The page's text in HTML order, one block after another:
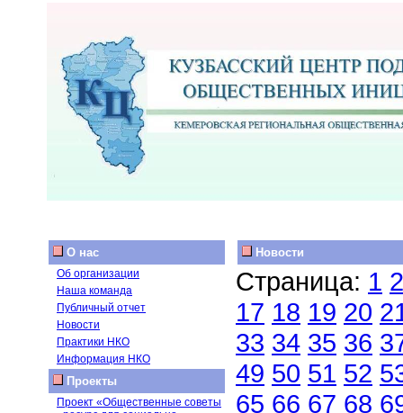
О нас
Об организации
Наша команда
Публичный отчет
Новости
Практики НКО
Информация НКО
Проекты
Проект «Общественные советы
Новости
Страница: 1 2
17 18 19 20
33 34 35 36
49 50 51 52
65 66 67 68